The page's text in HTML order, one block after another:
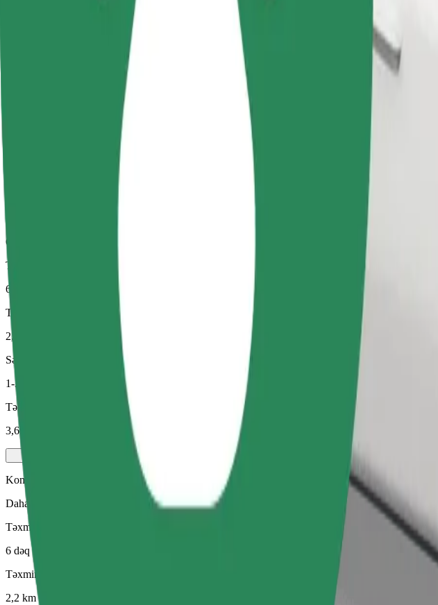
Qoşqulu uşaq oturacağı 2-6 yaş arası (təxminən 10-30 kq) uşaqlar üçün təhlükəsiz gediş təmin
Təxmini səfər vaxtı
6 dəq
Təxmini məsafə
2,2 km
Sərnişin
1-3
Təxmini qiymət
3,60 €
Komfort
Daha geniş salon və baqaj yeri olan daha böyükölçülü avtomobillər
Təxmini səfər vaxtı
6 dəq
Təxmini məsafə
2,2 km